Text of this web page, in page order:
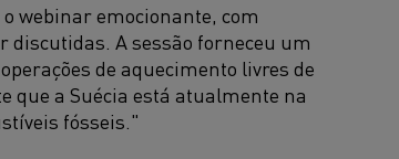
webinar emocionante, com
A sessão forneceu um
de aquecimento livres de
que a Suécia está atualmente na
fósseis."